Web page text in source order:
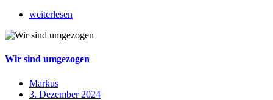
weiterlesen
Wir sind umgezogen
Markus
3. Dezember 2024